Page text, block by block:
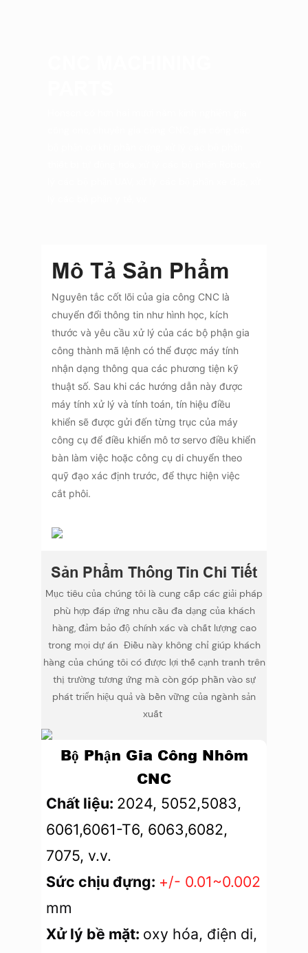
Mô Tả Sản Phẩm
Nguyên tắc cốt lõi của gia công CNC là
chuyển đổi thông tin như hình học, kích
thước và yêu cầu xử lý của các bộ phận gia
công thành mã lệnh có thể được máy tính
nhận dạng thông qua các phương tiện kỹ
thuật số. Sau khi các hướng dẫn này được
máy tính xử lý và tính toán, tín hiệu điều
khiển sẽ được gửi đến từng trục của máy
công cụ để điều khiển mô tơ servo điều khiển
bàn làm việc hoặc công cụ di chuyển theo
quỹ đạo xác định trước, để thực hiện việc
cắt phôi.
Sản Phẩm Thông Tin Chi Tiết
Mục tiêu của chúng tôi là cung cấp các giải pháp
phù hợp đáp ứng nhu cầu đa dạng của khách
hàng, đảm bảo độ chính xác và chất lượng cao
trong mọi dự án Điều này không chỉ giúp khách
hàng của chúng tôi có được lợi thế cạnh tranh trên
thị trường tương ứng mà còn góp phần vào sự
phát triển hiệu quả và bền vững của ngành sản
xuất
Bộ Phận Gia Công Nhôm
CNC
Chất liệu: 2024, 5052,5083,
6061,6061-T6, 6063,6082,
7075, v.v.
Sức chịu đựng: +/- 0.01~0.002
mm
Xử lý bề mặt: oxy hóa, điện di,